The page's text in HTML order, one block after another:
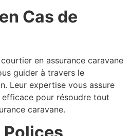
Cas de
en assurance caravane
guider à travers le
Leur expertise vous assure
pour résoudre tout
caravane.